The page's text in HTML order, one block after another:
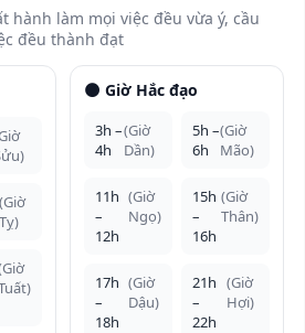
hành làm mọi việc đều vừa ý, cầu
đều thành đạt
(Giờ
Tỵ)
🌑 Giờ Hắc đạo
3h –
4h
(Giờ
Dần)
5h –
6h
(Giờ
Mão)
11h
–
12h
(Giờ
Ngọ)
15h
–
16h
(Giờ
Thân)
17h
–
18h
(Giờ
Dậu)
21h
–
22h
(Giờ
Hợi)